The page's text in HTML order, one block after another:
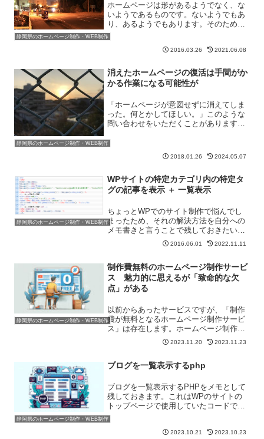
静岡県のホームページ制作・WEB制作
ホームページは形があるようでなく、な
いようであるものです。ないようでもあ
り、あるようでもあります。そのため
か、「ホームページに対しての概念」は
人それぞれです。それに伴い、「ホーム
ページの製作費」に考え方も人それぞれ
2016.03.26 2021.06.08
静岡県のホームページ制作・WEB制作
消えたホームページの復活は手間がか
かる作業になる可能性が
「ホームページが意図せずに消えてしま
った。何とかしてほしい。」このような
問い合わせをいただくことがあります。
た」というキーワードで弊社サイトの記
事が上位表示しているためのようです。
⇒ホームページが消えてし...
2018.01.26 2024.05.07
静岡県のホームページ制作・WEB制作
WPサイトの特定カテゴリ内の特定タ
グの記事を表示 ＋ 一覧表示
ちょっとWPでのサイト制作で悩んでし
まったため、それの解決方法を自分への
メモ書きと言うことで残しておきたいと
思います。１．やりたかったことカテゴ
リーページに、そのカテゴリーのおスス
考えました。その3つは...
2016.06.01 2022.11.11
静岡県のホームページ制作・WEB制作
制作費無料のホームページ制作サービ
ス 魅力的に思えるが「致命的な欠
点」がある
以前からあったサービスですが、「制作
費が無料となるホームページ制作サービ
ス」は存在します。ホームページ制作と
いえば、ある程度まとまった金額が必要
となってきます。そのため制作費が無料
じるかもしれません。しか...
2023.11.20 2023.11.23
静岡県のホームページ制作・WEB制作
ブログを一覧表示するphp
ブログを一覧表示するPHPをメモとして
残しておきます。これはWPのサイトの
トップページで使用していたコードで
す。制作しているページでは必要なくな
りましたが、また作り直すのが面倒であ
るためここに残すことにしました。
2023.10.21 2023.10.23